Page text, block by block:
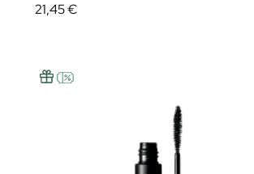
21,45 €